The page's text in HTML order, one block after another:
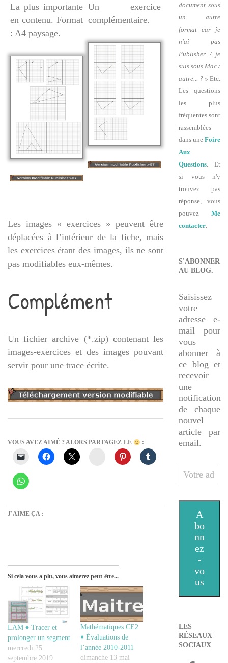
La plus importante
en contenu. Format
: A4 paysage.
Un exercice
complémentaire.
Les images « exercices » peuvent être
déplacées à l’intérieur de la fiche, mais
les exercices étant des images, ils ne sont
pas modifiables eux-mêmes.
Complément
Un fichier archive (*.zip) contenant les
images-exercices et des images pouvant
servir pour une trace écrite.
VOUS AVEZ AIMÉ ? ALORS PARTAGEZ-LE :
Instagram
J’AIME ÇA :
Si cela vous a plu, vous aimerez peut-être...
LAM ♦ Tracer et
prolonger un segment
mercredi 25
septembre 2019
Mathématiques CE2
♦ Évaluations de
l’année 2010-2011
dimanche 13 mai
document sous
un autre
format car je
n'ai pas
Publisher / je
suis sous Mac /
autre... ? » Etc.
Les questions
les plus
fréquentes sont
rassemblées
dans une Foire
Aux
Questions . Et
si vous n'y
trouvez pas
réponse, vous
pouvez Me
contacter
S'ABONNER
AU BLOG.
Saisissez
votre
adresse e-
mail pour
vous
abonner à
ce blog et
recevoir
une
notification
de chaque
nouvel
article par
email.
Votre
adresse
A
bo
nn
ez
-
vo
us
LES
RÉSEAUX
SOCIAUX